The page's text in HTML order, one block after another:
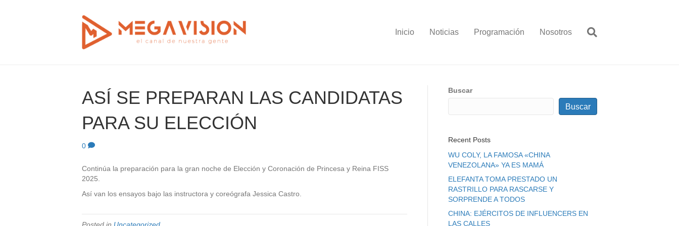
Inicio Noticias Programación Nosotros
ASÍ SE PREPARAN LAS CANDIDATAS
PARA SU ELECCIÓN
0
Continúa la preparación para la gran noche de Elección y Coronación de Princesa y Reina FISS
2025.
Así van los ensayos bajo las instructora y coreógrafa Jessica Castro.
Buscar
Buscar
Recent Posts
WU COLY, LA FAMOSA «CHINA
VENEZOLANA» YA ES MAMÁ
ELEFANTA TOMA PRESTADO UN
RASTRILLO PARA RASCARSE Y
SORPRENDE A TODOS
CHINA: EJÉRCITOS DE INFLUENCERS EN
LAS CALLES